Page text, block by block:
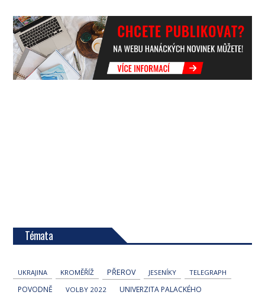
Témata
UKRAJINA KROMĚŘÍŽ PŘEROV JESENÍKY TELEGRAPH
POVODNĚ VOLBY 2022 UNIVERZITA PALACKÉHO